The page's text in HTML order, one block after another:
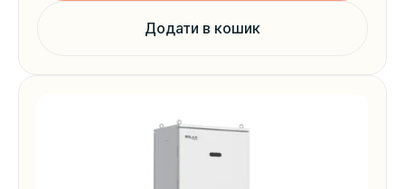
Додати в кошик